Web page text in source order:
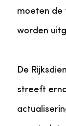
moeten de
worden
De
streeft